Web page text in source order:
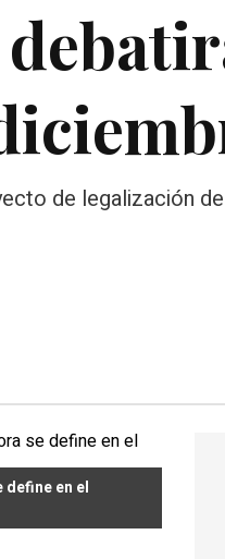
de legalización
en el